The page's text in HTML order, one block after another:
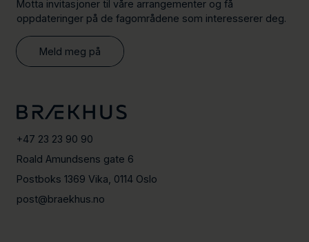
Motta invitasjoner til våre arrangementer og få
oppdateringer på de fagområdene som interesserer deg.
Meld meg på
+47 23 23 90 90
Roald Amundsens gate 6
Postboks 1369 Vika, 0114 Oslo
post@braekhus.no